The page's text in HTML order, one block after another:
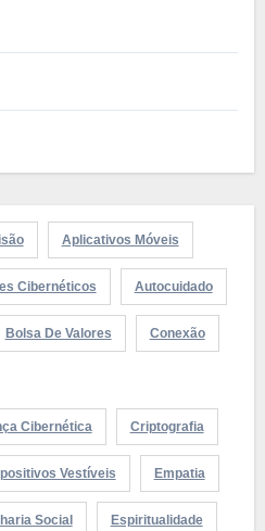
Aplicativos Móveis
Cibernéticos Autocuidado
Bolsa De Valores Conexão
Cibernética Criptografia
Vestíveis Empatia
Social Espiritualidade